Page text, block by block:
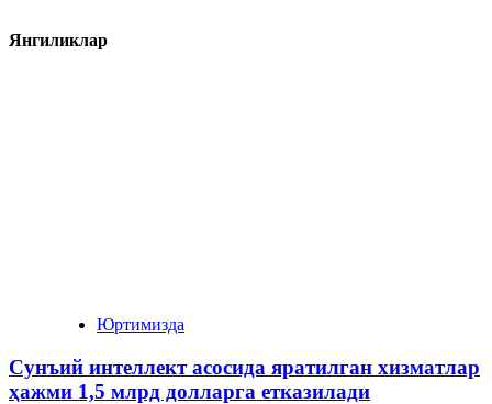
Янгиликлар
Юртимизда
Сунъий интеллект асосида яратилган хизматлар
ҳажми 1,5 млрд долларга етказилади